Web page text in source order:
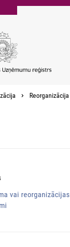
Reorganizācija
vai reorganizācijas